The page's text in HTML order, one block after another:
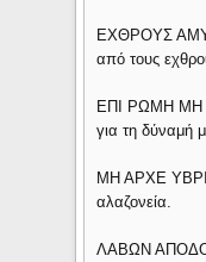
ΕΧΘΡΟΥΣ
από τους
ΕΠΙ ΡΩΜΗ ΜΗ
για τη δύναμή
ΜΗ ΑΡΧΕ
αλαζονεία.
ΛΑΒΩΝ